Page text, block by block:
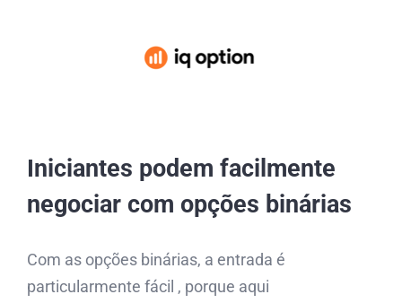
Iniciantes podem facilmente
negociar com opções binárias
Com as opções binárias, a entrada é
particularmente fácil , porque aqui